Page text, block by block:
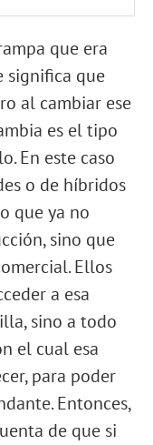
que era
significa que
al cambiar ese
es el tipo
En este caso
o de híbridos
que ya no
sino que
Ellos
a esa
sino a todo
el cual esa
para poder
Entonces,
de que si